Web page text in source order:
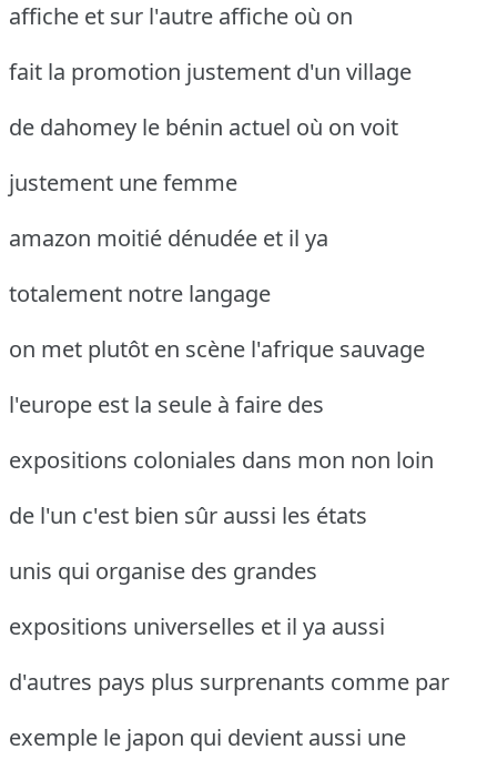
affiche et sur l'autre affiche où on
fait la promotion justement d'un village
de dahomey le bénin actuel où on voit
justement une femme
amazon moitié dénudée et il ya
totalement notre langage
on met plutôt en scène l'afrique sauvage
l'europe est la seule à faire des
expositions coloniales dans mon non loin
de l'un c'est bien sûr aussi les états
unis qui organise des grandes
expositions universelles et il ya aussi
d'autres pays plus surprenants comme par
exemple le japon qui devient aussi une